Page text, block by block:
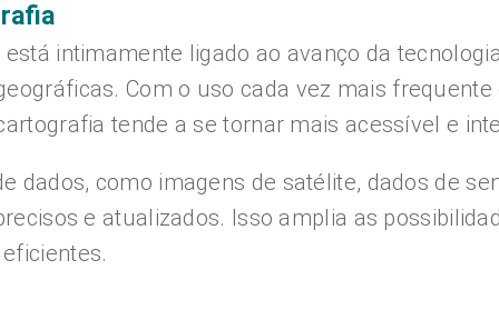
intimamente ligado ao avanço da
Com o uso cada vez mais
tende a se tornar mais acessível e
dados, como imagens de satélite, dados de
e atualizados. Isso amplia as